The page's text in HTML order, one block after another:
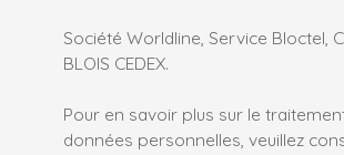
Société Worldline, Service Bloctel,
BLOIS CEDEX.
Pour en savoir plus sur le
données personnelles, veuillez